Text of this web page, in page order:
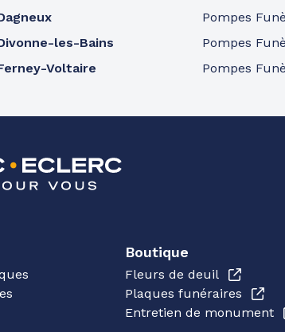
les-Bains
Voltaire
Pompes
Pompes
Pompes
Boutique
Fleurs de deuil
Plaques funéraires
Entretien de monument